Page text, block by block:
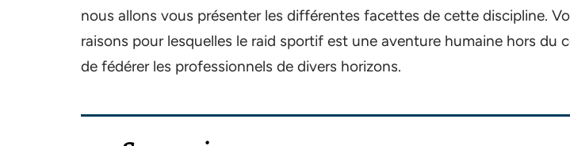
nous allons vous présenter les différentes facettes de cette discipline.
raisons pour lesquelles le raid sportif est une aventure humaine hors du
de fédérer les professionnels de divers horizons.